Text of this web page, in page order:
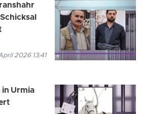
2026 13:41
Urmia